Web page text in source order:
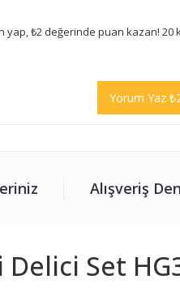
yap, ₺2 değerinde puan kazan!
Yorum Yaz
Alışveriş
Set